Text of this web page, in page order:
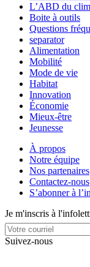
L’ABD du
Boite à outils
Questions
separator
Alimentation
Mobilité
Mode de vie
Habitat
Innovation
Économie
Mieux-être
Jeunesse
À propos
Notre équipe
Nos partenaires
Contactez-nous
S’abonner à
Je m'inscris à
Suivez-nous